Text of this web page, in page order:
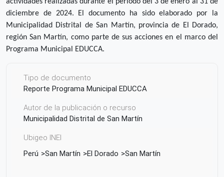
diciembre de 2024. El documento ha sido elaborado por la
Municipalidad Distrital de San Martín, provincia de El Dorado,
región San Martín, como parte de sus acciones en el marco del
Programa Municipal EDUCCA.
Tipo de documento
Reporte Programa Municipal EDUCCA
Autor de la publicación o recurso
Municipalidad Distrital de San Martín
Ubigeo INEI
Perú
San Martín El Dorado San Martín